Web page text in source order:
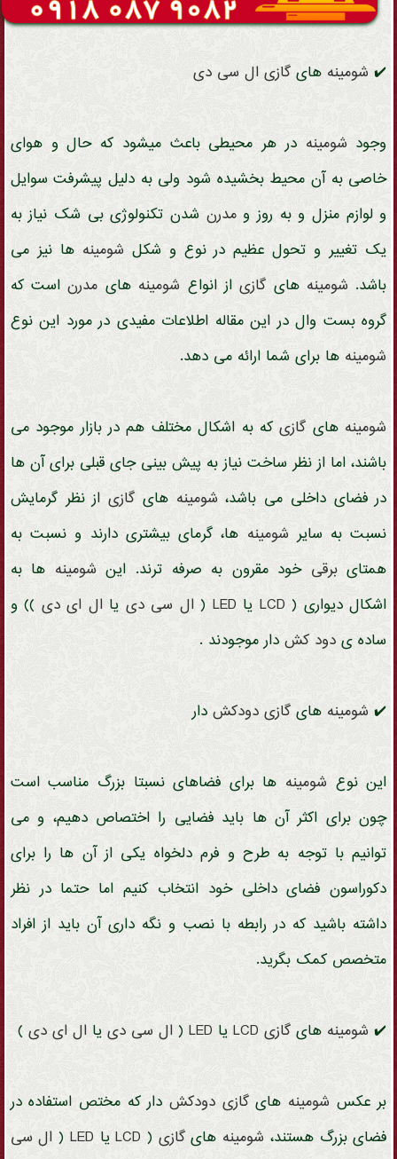
✔️ شومینه های گازی ال سی دی
وجود شومینه در هر محیطی باعث میشود که حال و هوای
خاصی به آن محیط بخشیده شود ولی به دلیل پیشرفت سوایل
و لوازم منزل و به روز ومدرن شدن تکنولوژی بی شک نیاز به
یک تغییر و تحول عظیم در نوع و شکل شومینه ها نیز می
باشد. شومینه های گازیازانواع شومینه های مدرن است که
گروه بست وال در این مقاله اطلاعات مفیدی در مورد این نوع
شومینه ها برای شما ارائه می دهد.
شومینه های گازیکه به اشکال مختلف هم در بازار موجود می
باشند، اما از نظر ساخت نیاز به پیش بینی جای قبلی برای آن ها
در فضای داخلی می باشد،شومینه های گازیاز نظر گرمایش
نسبت به سایر شومینه ها، گرمای بیشتری دارند و نسبت به
همتایبرقی خود مقرون به صرفه ترند. اینشومینه ها به
اشکال دیواری ( LCD یا LED
(ال سی دی یاال ای دی )) و
ساده ی دود کشدار موجودند .
✔️ شومینه های گازی دودکشدار
این نوع شومینه ها برای فضاهای نسبتا بزرگ مناسب است
چون برای اکثر آن ها باید فضایی را اختصاص دهیم، و می
توانیم با توجه به طرح و فرم دلخواه یکی از آن ها را برای
دکوراسون فضای داخلی خود انتخاب کنیم اما حتما در نظر
داشته باشید که در رابطه با نصب و نگه داری آن باید از افراد
متخصص کمک بگرید.
✔️ شومینه های گازی LCDیا LED
( ال سی دییا ال ای دی)
بر عکس شومینه هایگازی دودکشدار که مختص استفاده در
فضای بزرگ هستند، شومینه هایگازی (
LCDیا LED
( ال سی